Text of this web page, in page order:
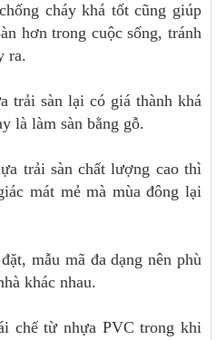
cháy khá tốt cũng giúp
hơn trong cuộc sống, tránh
ra.
sàn lại có giá thành khá
là làm sàn bằng gỗ.
trải sàn chất lượng cao thì
mát mẻ mà mùa đông lại
mẫu mã đa dạng nên phù
khác nhau.
từ nhựa PVC trong khi